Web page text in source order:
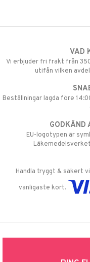
VAD
Vi erbjuder fri frakt från
utifån vilken
Beställningar lagda före
GODKÄND
EU-logotypen är
Handla tryggt & säkert
vanligaste kort.